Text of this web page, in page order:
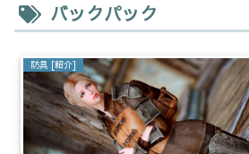
バックパック
防具 [紹介]